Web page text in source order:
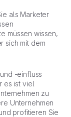
als Marketer
müssen wissen,
sich mit dem
-einfluss
es ist viel
zu
Unternehmen
profitieren Sie